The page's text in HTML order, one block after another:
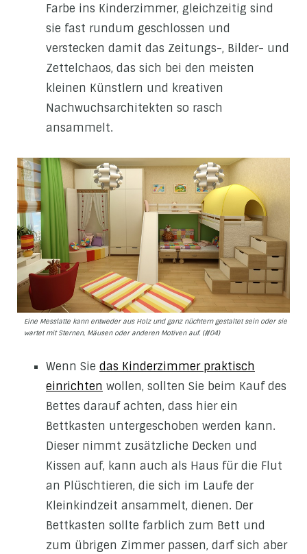
Farbe ins Kinderzimmer, gleichzeitig sind
sie fast rundum geschlossen und
verstecken damit das Zeitungs-, Bilder- und
Zettelchaos, das sich bei den meisten
kleinen Künstlern und kreativen
Nachwuchsarchitekten so rasch
ansammelt.
Eine Messlatte kann entweder aus Holz und ganz nüchtern gestaltet sein oder sie
wartet mit Sternen, Mäusen oder anderen Motiven auf. (#04)
Wenn Sie das Kinderzimmer praktisch
einrichten wollen, sollten Sie beim Kauf des
Bettes darauf achten, dass hier ein
Bettkasten untergeschoben werden kann.
Dieser nimmt zusätzliche Decken und
Kissen auf, kann auch als Haus für die Flut
an Plüschtieren, die sich im Laufe der
Kleinkindzeit ansammelt, dienen. Der
Bettkasten sollte farblich zum Bett und
zum übrigen Zimmer passen, darf sich aber